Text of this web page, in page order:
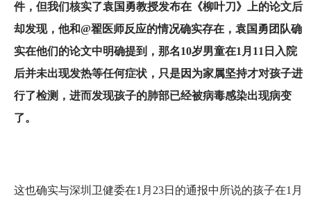
件，但我们核实了袁国勇教授发布在《柳叶刀》上的论文后
却发现，他和@翟医师反应的情况确实存在，袁国勇团队确
实在他们的论文中明确提到，那名10岁男童在1月11日入院
后并未出现发热等任何症状，只是因为家属坚持才对孩子进
行了检测，进而发现孩子的肺部已经被病毒感染出现病变
了。
这也确实与深圳卫健委在1月23日的通报中所说的孩子在1月